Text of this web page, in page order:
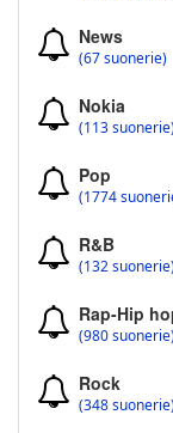
News
(67 suonerie)
Nokia
(113
Pop
(1774
R&B
(132
Rap-Hip
(980
Rock
(348